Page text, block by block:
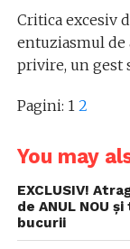
Critica excesiv
entuziasmul de
privire, un gest
Pagini: 1 2
You may
EXCLUSIV!
de ANUL NOU
bucurii